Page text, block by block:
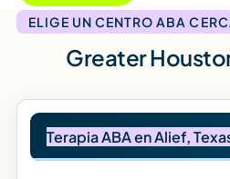
ELIGE UN CENTRO ABA
Greater
Terapia ABA en Alief,